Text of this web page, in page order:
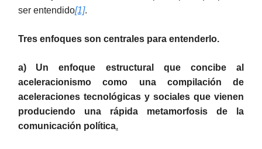
ser entendido[1].
Tres enfoques son centrales para entenderlo.
a)
Un enfoque estructural que concibe al
aceleracionismo como una compilación de
aceleraciones tecnológicas y sociales que vienen
produciendo una rápida metamorfosis de la
comunicación política.